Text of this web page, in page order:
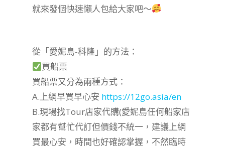
就來發個快速懶人包給大家吧～
從「愛妮島-科隆」的方法：
買船票
買船票又分為兩種方式：
A.上網早買早心安 https://12go.asia/en
B.現場找Tour店家代購(愛妮島任何船家店
家都有幫忙代訂但價錢不統一，建議上網
買最心安，時間也好確認掌握，不然臨時